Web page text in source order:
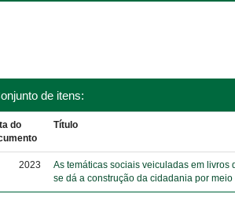
de itens:
do
Título
2023
As temáticas sociais veiculadas em livros
se dá a construção da cidadania por